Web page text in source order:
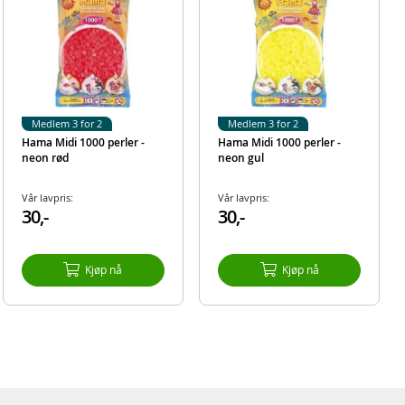
Hama Midi 1000 perler -
neon rød
Vår lavpris:
30,-
Kjøp nå
Medlem 3 for 2
Hama Midi 1000 perler -
neon gul
Vår lavpris:
30,-
Kjøp nå
Medlem 3 for 2